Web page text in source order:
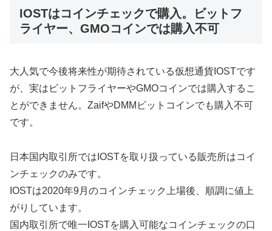
IOSTはコインチェックで購入。ビットフ
ライヤー、GMOコインでは購入不可
大人気で今後将来性が期待されている仮想通貨IOSTです
が、実はビットフライヤーやGMOコインでは購入するこ
とができません。ZaifやDMMビットコインでも購入不可
です。
日本国内取引所ではIOSTを取り扱っている販売所はコイ
ンチェックのみです。
IOSTは2020年9月のコインチェック上場後、順調に値上
がりしています。
国内取引所で唯一IOSTを購入可能なコインチェックの口